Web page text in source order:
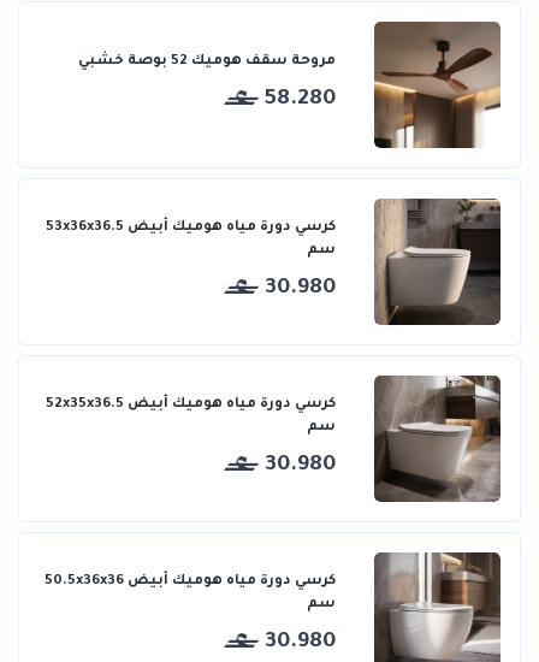
مروحة سقف هوميك 52 بوصة خشبي
58.280
كرسي دورة مياه هوميك أبيض 53x36x36.5
سم
30.980
كرسي دورة مياه هوميك أبيض 52x35x36.5
سم
30.980
كرسي دورة مياه هوميك أبيض 50.5x36x36
سم
30.980